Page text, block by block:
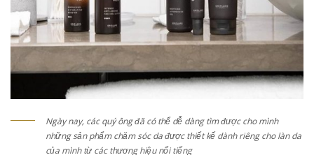
Ngày nay, các quý ông đã có thể dễ dàng tìm được cho mình
những sản phẩm chăm sóc da được thiết kế dành riêng cho làn da
của mình từ các thương hiệu nổi tiếng